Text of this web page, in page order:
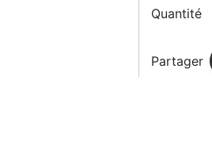
Quantité
Partager